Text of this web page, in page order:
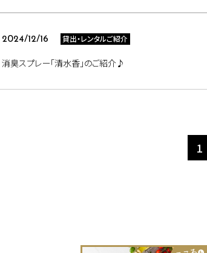
2024/12/16 貸出・レンタルご紹介
消臭スプレー「清水香」のご紹介♪
1